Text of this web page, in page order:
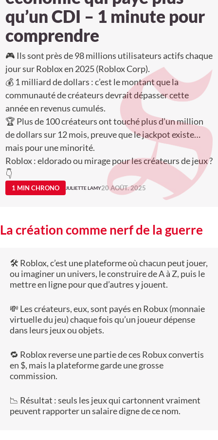
qu’un CDI – 1 minute pour
comprendre
🎮 Ils sont près de 98 millions utilisateurs actifs chaque
jour sur Roblox en 2025 (Roblox Corp).
💰 1 milliard de dollars : c’est le montant que la
communauté de créateurs devrait dépasser cette
année en revenus cumulés.
🏆 Plus de 100 créateurs ont touché plus d’un million
de dollars sur 12 mois, preuve que le jackpot existe…
mais pour une minorité.
Roblox : eldorado ou mirage pour les créateurs de jeux ?
👇
1 MIN CHRONO JULIETTE LAMY20 AOÛT. 2025
La création comme nerf de la guerre
🛠️ Roblox, c’est une plateforme où chacun peut jouer,
ou imaginer un univers, le construire de A à Z, puis le
mettre en ligne pour que d’autres y jouent.
💸 Les créateurs, eux, sont payés en Robux (monnaie
virtuelle du jeu) chaque fois qu’un joueur dépense
dans leurs jeux ou objets.
🔁 Roblox reverse une partie de ces Robux convertis
en $, mais la plateforme garde une grosse
commission.
📉 Résultat : seuls les jeux qui cartonnent vraiment
peuvent rapporter un salaire digne de ce nom.